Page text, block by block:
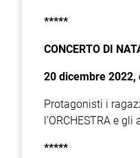
*****
CONCERTO DI
20 dicembre 2022,
Protagonisti i
l’ORCHESTRA e
*****